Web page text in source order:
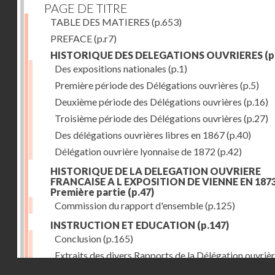
PAGE DE TITRE
TABLE DES MATIERES (p.653)
PREFACE(p.r7)
HISTORIQUE DES DELEGATIONS OUVRIERES
Des expositions nationales (p.1)
Première période des Délégations ouvrières (p.5)
Deuxième période des Délégations ouvrières (p.16)
Troisième période des Délégations ouvrières (p.27)
Des délégations ouvrières libres en 1867(p.40)
Délégation ouvrière lyonnaise de 1872 (p.42)
HISTORIQUE DE LA DELEGATION OUVRIERE
FRANCAISE A L EXPOSITION DE VIENNE EN
Première partie (p.47)
Commission du rapport d'ensemble(p.125)
INSTRUCTION ET EDUCATION (p.147)
Conclusion(p.165)
Extraits des divers Rapports de la Délégation